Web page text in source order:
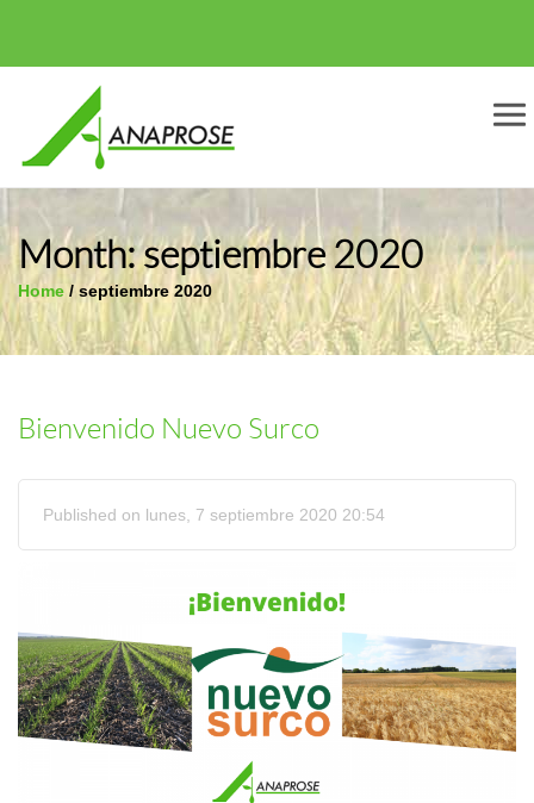
Month:septiembre 2020
Home / septiembre 2020
Bienvenido Nuevo Surco
Published on lunes, 7 septiembre 2020 20:54